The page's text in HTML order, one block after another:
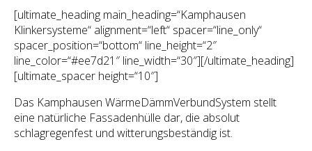
[ultimate_heading main_heading=“Kamphausen
Klinkersysteme“ alignment=“left“ spacer=“line_only“
spacer_position=“bottom“ line_height=“2″
line_color=“#ee7d21″ line_width=“30″][/ultimate_heading]
[ultimate_spacer height=“10″]
Das Kamphausen WärmeDämmVerbundSystem stellt
eine natürliche Fassadenhülle dar, die absolut
schlagregenfest und witterungsbeständig ist.